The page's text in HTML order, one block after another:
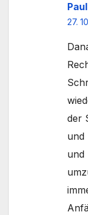
27.
der
und
und